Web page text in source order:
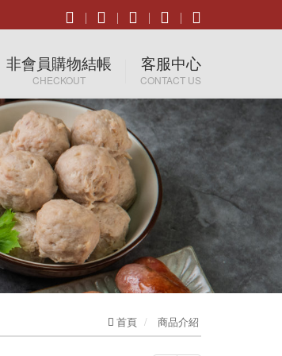
非會員購物結帳
CHECKOUT
客服中心
CONTACT US
聯絡我們
業務洽詢
首頁 商品介紹